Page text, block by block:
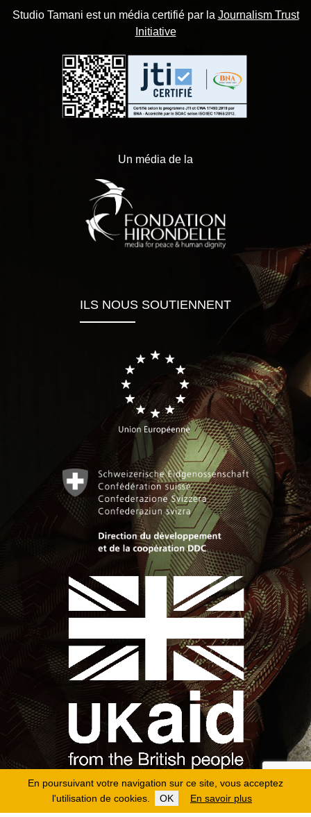
En poursuivant votre navigation sur ce site, vous acceptez
l'utilisation de cookies.
OK En savoir plus
Studio Tamani est un média certifié par la Journalism Trust
Initiative
Un média de la
ILS NOUS SOUTIENNENT